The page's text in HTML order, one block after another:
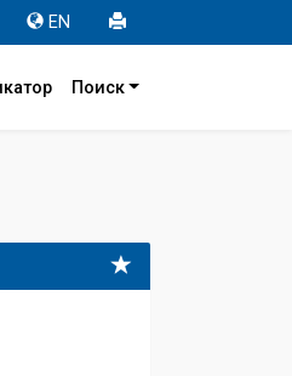
EN
Поиск